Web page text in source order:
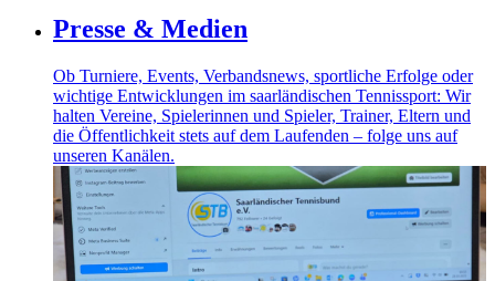
Presse & Medien
Ob Turniere, Events, Verbandsnews, sportliche Erfolge oder
wichtige Entwicklungen im saarländischen Tennissport: Wir
halten Vereine, Spielerinnen und Spieler, Trainer, Eltern und
die Öffentlichkeit stets auf dem Laufenden – folge uns auf
unseren Kanälen.